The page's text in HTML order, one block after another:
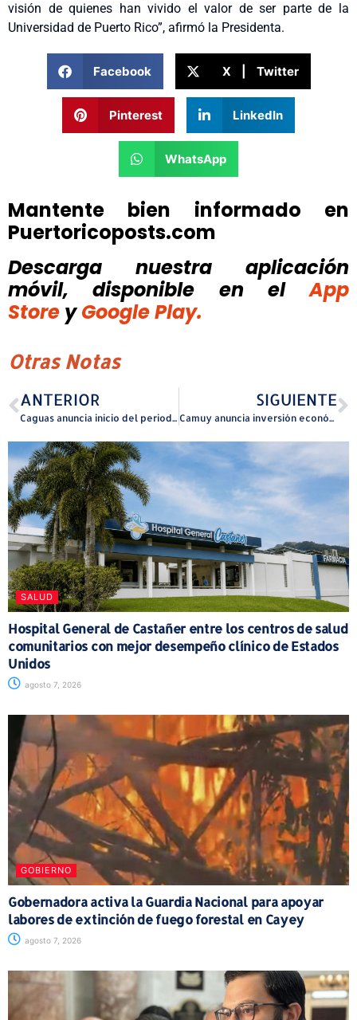
visión de quienes han vivido el valor de ser parte de la
Universidad de Puerto Rico”, afirmó la Presidenta.
Facebook X | Twitter
Pinterest LinkedIn
WhatsApp
Mantente bien informado en
Puertoricoposts.com
Descarga nuestra aplicación
móvil, disponible
en el
App
Store y Google Play.
Otras Notas
ANTERIOR
Caguas anuncia inicio del periodo de inscripciones para Juventour Criollo 2026
SIGUIENTE
Camuy anuncia inversión económica para empleados municipales como impulso a la economía local
SALUD
Hospital General de Castañer entre los centros de salud
comunitarios con mejor desempeño clínico de Estados
Unidos
agosto 7, 2026
GOBIERNO
Gobernadora activa la Guardia Nacional para apoyar
labores de extinción de fuego forestal en Cayey
agosto 7, 2026